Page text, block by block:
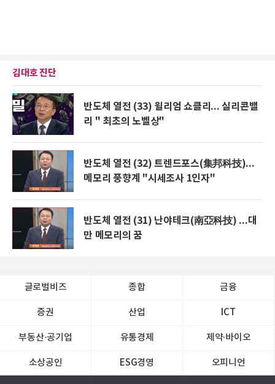
김대호 진단
반도체 열전 (33) 윌리엄 쇼클리... 실리콘밸
리 " 최초의 노벨상"
반도체 열전 (32) 트렌드포스(集邦科技)...
메모리 풍향계 "시세조사 1인자"
반도체 열전 (31) 난야테크(南亞科技) ...대
만 메모리의 꿈
글로벌비즈 종합 금융
증권 산업 ICT
부동산·공기업 유통경제 제약∙바이오
소상공인 ESG경영 오피니언